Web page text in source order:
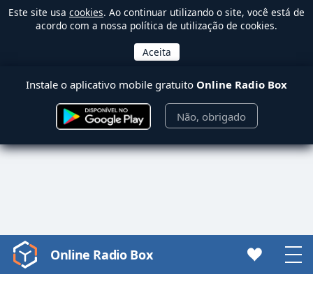
Este site usa cookies. Ao continuar utilizando o site, você está de
acordo com a nossa política de utilização de cookies.
Instale o aplicativo mobile gratuito Online Radio Box
Não, obrigado
Video
Player
Online Radio Box